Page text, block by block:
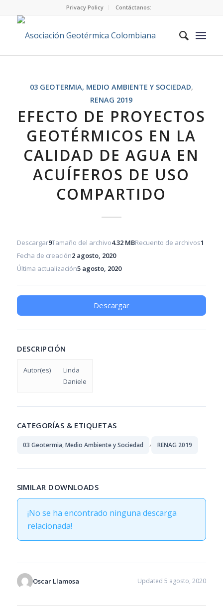
Privacy Policy Contáctanos:
03 GEOTERMIA, MEDIO AMBIENTE Y SOCIEDAD,
RENAG 2019
EFECTO DE PROYECTOS
GEOTÉRMICOS EN LA
CALIDAD DE AGUA EN
ACUÍFEROS DE USO
COMPARTIDO
Descargar9Tamaño del archivo4.32 MBRecuento de archivos1
Fecha de creación2 agosto, 2020
Última actualización5 agosto, 2020
Descargar
DESCRIPCIÓN
Autor(es)
Linda
Daniele
CATEGORÍAS & ETIQUETAS
03 Geotermia, Medio Ambiente y Sociedad , RENAG 2019
SIMILAR DOWNLOADS
¡No se ha encontrado ninguna descarga
relacionada!
Oscar Llamosa Updated 5 agosto, 2020